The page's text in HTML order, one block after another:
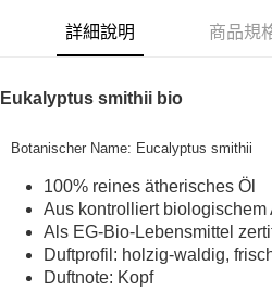
街口支付
運送方式
全家取貨付款
每筆NT$80，滿NT$999(含以上)免運
詳細說明 商品規
Eukalyptus smithii bio
Botanischer Name: Eucalyptus smithii
100% reines ätherisches Öl
Aus kontrolliert biologischem
Als EG-Bio-Lebensmittel
Duftprofil: holzig-waldig,
Duftnote: Kopf